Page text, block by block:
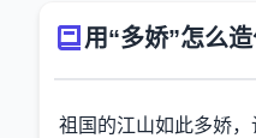
用“多娇”怎么
祖国的江山如此多娇，